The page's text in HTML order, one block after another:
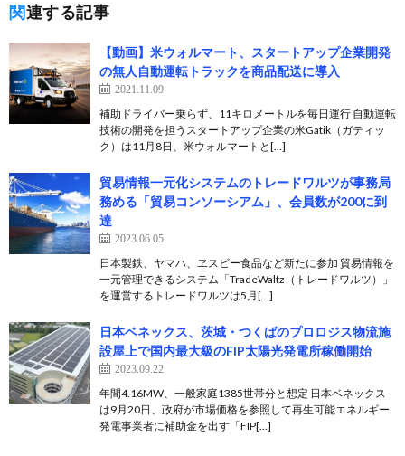
関連する記事
【動画】米ウォルマート、スタートアップ企業開発
の無人自動運転トラックを商品配送に導入
2021.11.09
補助ドライバー乗らず、11キロメートルを毎日運行 自動運転
技術の開発を担うスタートアップ企業の米Gatik（ガティッ
ク）は11月8日、米ウォルマートと[…]
貿易情報一元化システムのトレードワルツが事務局
務める「貿易コンソーシアム」、会員数が200に到
達
2023.06.05
日本製鉄、ヤマハ、ヱスビー食品など新たに参加 貿易情報を
一元管理できるシステム「TradeWaltz（トレードワルツ）」
を運営するトレードワルツは5月[…]
日本ベネックス、茨城・つくばのプロロジス物流施
設屋上で国内最大級のFIP太陽光発電所稼働開始
2023.09.22
年間4.16MW、一般家庭1385世帯分と想定 日本ベネックス
は9月20日、政府が市場価格を参照して再生可能エネルギー
発電事業者に補助金を出す「FIP[…]